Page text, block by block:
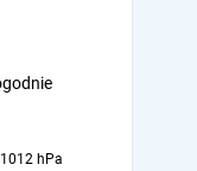
1012 hPa